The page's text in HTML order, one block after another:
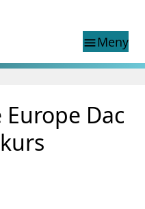
menuMeny
in English
home page
Europe Dac